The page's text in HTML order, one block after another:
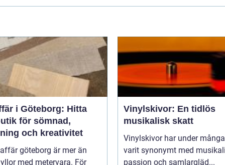
i Göteborg: Hitta
för sömnad,
och kreativitet
göteborg är mer än
med metervara. För
Vinylskivor: En tidlös
musikalisk skatt
Vinylskivor har under
varit synonymt med
passion och samlargläd...